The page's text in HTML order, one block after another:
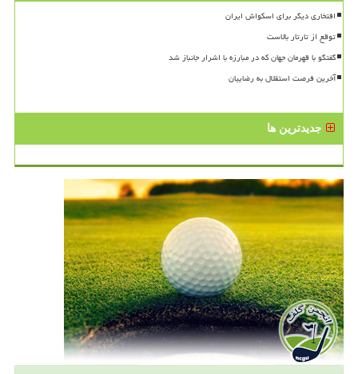
افتخاری دیگر برای اسکواش ایران
توقع از تارتار بالاست
گفتگو با قهرمان جهان که در مبارزه با اشرار جانباز شد
آخرین فرصت استقلال به رضاییان
جدیدترین ها